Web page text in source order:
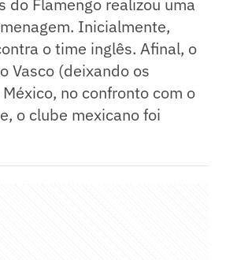
do Flamengo realizou uma
Inicialmente,
o time inglês. Afinal, o
Vasco (deixando os
no confronto com o
o clube mexicano foi